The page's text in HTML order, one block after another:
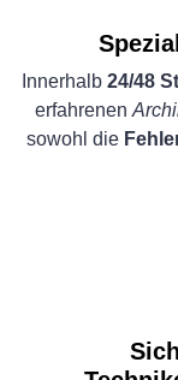
Innerhalb 24/48
erfahrenen
sowohl die